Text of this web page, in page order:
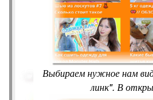
Выбираем нужное нам
линк". В